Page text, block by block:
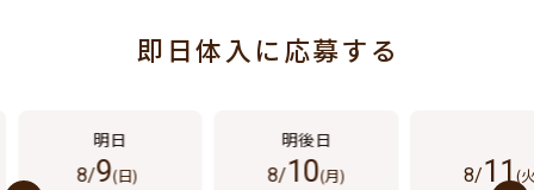
即日体入に応募する
8/9(日) 8/10(月) 8/11(